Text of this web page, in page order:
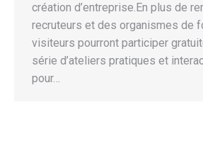
création d’entreprise.En plus de
recruteurs et des organismes de
visiteurs pourront participer
série d’ateliers pratiques et
pour…